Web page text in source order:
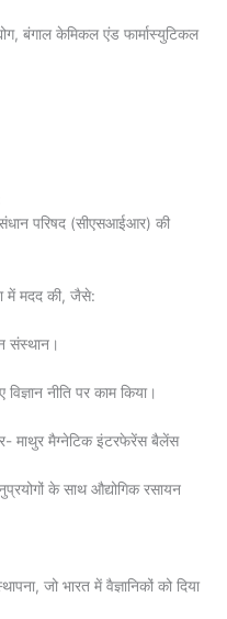
बंगाल केमिकल एंड फार्मास्युटिकल
परिषद (सीएसआईआर) की
में मदद की, जैसे:
संस्थान।
नीति पर काम किया।
माथुर मैग्नेटिक इंटरफेरेंस बैलेंस
के साथ औद्योगिक रसायन
जो भारत में वैज्ञानिकों को दिया